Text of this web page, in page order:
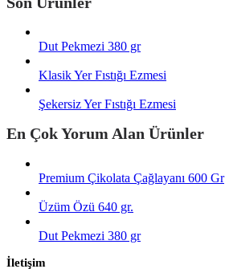
Dut Pekmezi 380 gr
Klasik Yer Fıstığı Ezmesi
Şekersiz Yer Fıstığı Ezmesi
En Çok Yorum Alan Ürünler
Premium Çikolata Çağlayanı 600 Gr
Üzüm Özü 640 gr.
Dut Pekmezi 380 gr
İletişim